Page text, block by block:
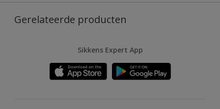
Gerelateerde producten
Sikkens Expert App